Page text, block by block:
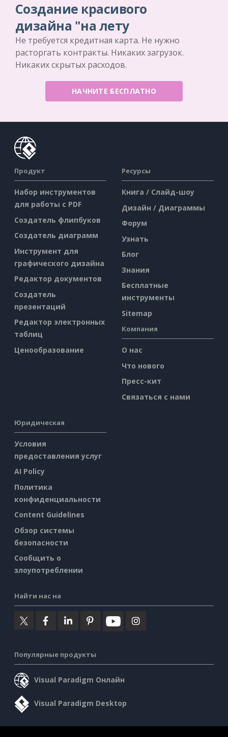
Создание красивого
дизайна "на лету
Не требуется кредитная карта. Не нужно
расторгать контракты. Никаких загрузок.
Никаких скрытых расходов.
НАЧНИТЕ БЕСПЛАТНО
Продукт
Набор инструментов
для работы с PDF
Создатель флипбуков
Создатель диаграмм
Инструмент для
графического дизайна
Редактор документов
Создатель
презентаций
Редактор электронных
таблиц
Ценообразование
Ресурсы
Книга / Слайд-шоу
Дизайн / Диаграммы
Форум
Узнать
Блог
Знания
Бесплатные
инструменты
Sitemap
Компания
О нас
Что нового
Пресс-кит
Связаться с нами
Юридическая
Условия
предоставления услуг
AI Policy
Политика
конфиденциальности
Content Guidelines
Обзор системы
безопасности
Сообщить о
злоупотреблении
Найти нас на
Популярные продукты
Visual Paradigm Онлайн
Visual Paradigm Desktop